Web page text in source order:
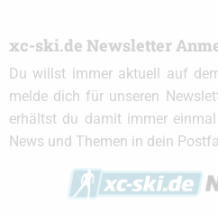
xc-ski.de Newsletter
Du willst immer aktuell auf
melde dich für unseren
erhältst du damit immer
News und Themen in dein